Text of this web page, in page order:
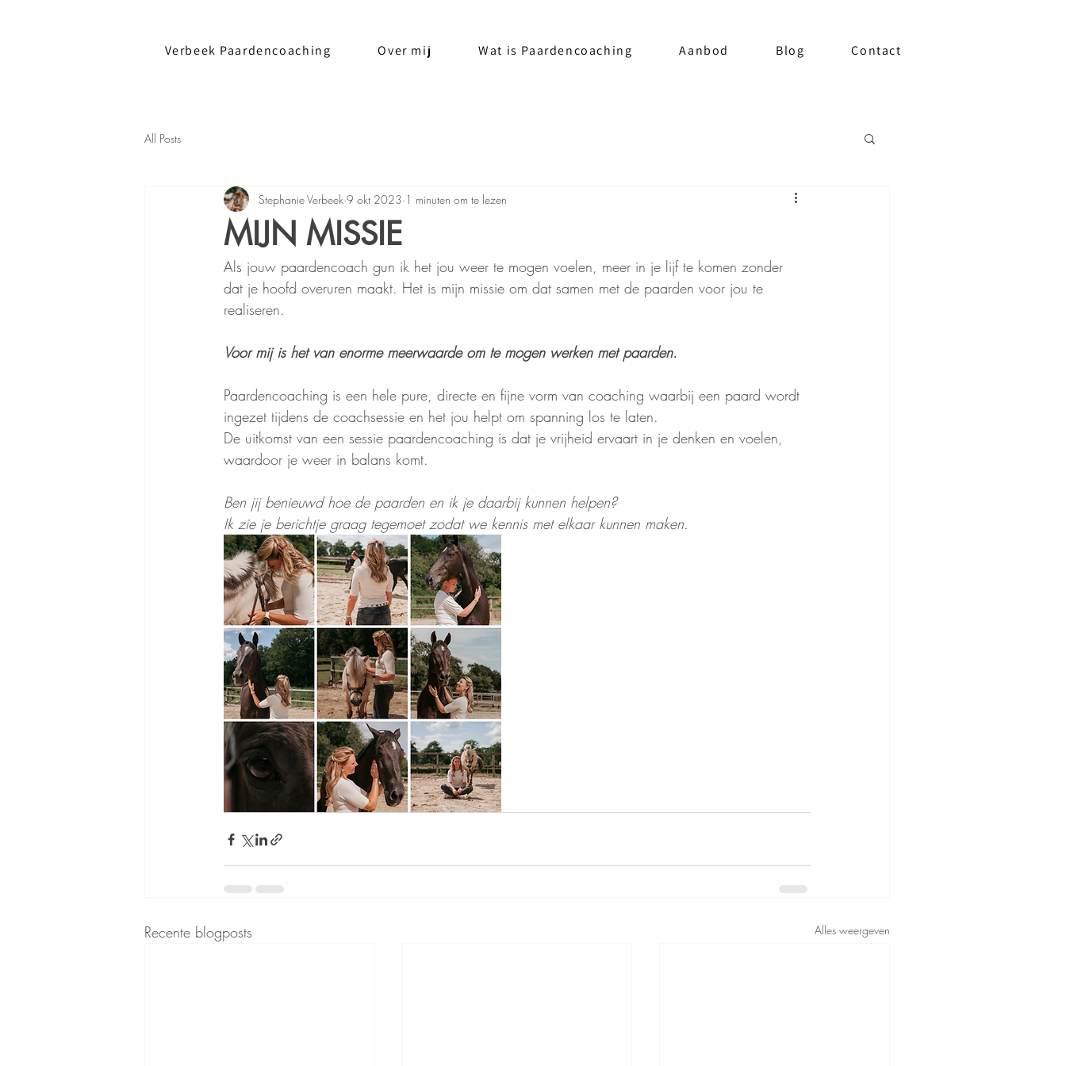
Verbeek Paardencoaching Over mij Wat is Paardencoaching Aanbod Blog Contact
All Posts
MIJN MISSIE
Stephanie Verbeek 9 okt 2023 1 minuten om te lezen
Als jouw paardencoach gun ik het jou weer te mogen voelen, meer in je lijf te komen zonder
dat je hoofd overuren maakt. Het is mijn missie om dat samen met de paarden voor jou te
realiseren.
Voor mij is het van enorme meerwaarde om te mogen werken met paarden.
Paardencoaching is een hele pure, directe en fijne vorm van coaching waarbij een paard wordt
ingezet tijdens de coachsessie en het jou helpt om spanning los te laten.
De uitkomst van een sessie paardencoaching is dat je vrijheid ervaart in je denken en voelen,
waardoor je weer in balans komt.
Ben jij benieuwd hoe de paarden en ik je daarbij kunnen helpen?
Ik zie je berichtje graag tegemoet zodat we kennis met elkaar kunnen maken.
Recente blogposts Alles weergeven